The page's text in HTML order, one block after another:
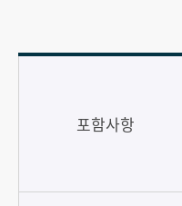
포함사항